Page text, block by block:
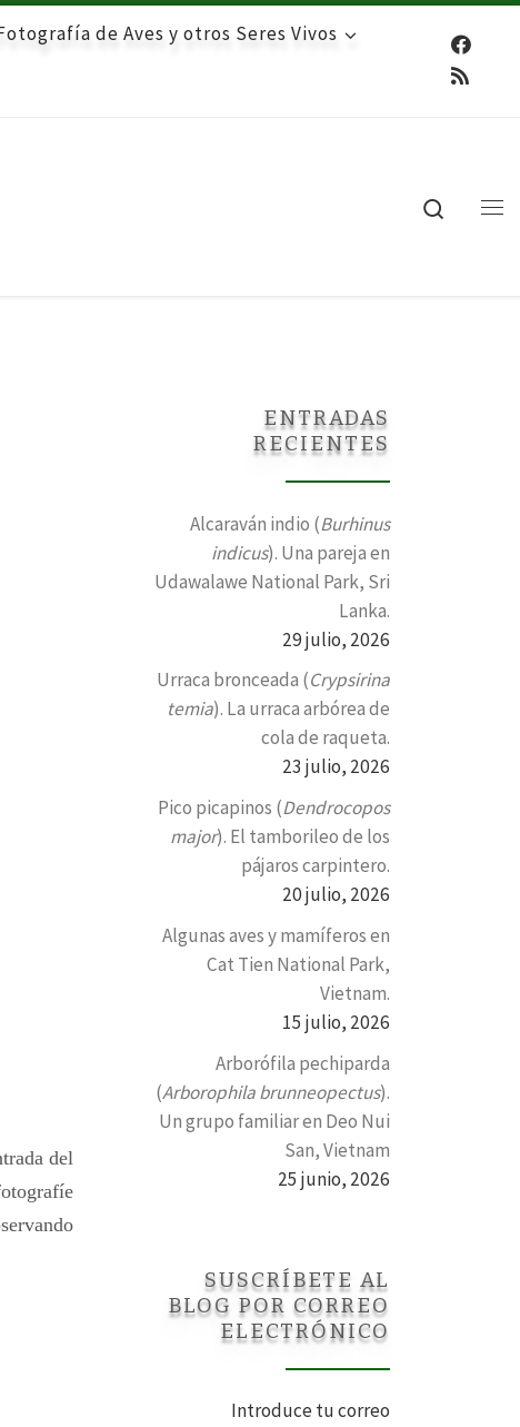
de Aves y otros Seres Vivos
Search
del
ENTRADAS
RECIENTES
Alcaraván indio (Burhinus
indicus). Una pareja en
Udawalawe National Park, Sri
Lanka.
29 julio, 2026
Urraca bronceada (Crypsirina
temia). La urraca arbórea de
cola de raqueta.
23 julio, 2026
Pico picapinos (Dendrocopos
major). El tamborileo de los
pájaros carpintero.
20 julio, 2026
Algunas aves y mamíferos en
Cat Tien National Park,
Vietnam.
15 julio, 2026
Arborófila pechiparda
(Arborophila brunneopectus).
Un grupo familiar en Deo Nui
San, Vietnam
25 junio, 2026
SUSCRÍBETE AL
BLOG POR CORREO
ELECTRÓNICO
Introduce tu correo